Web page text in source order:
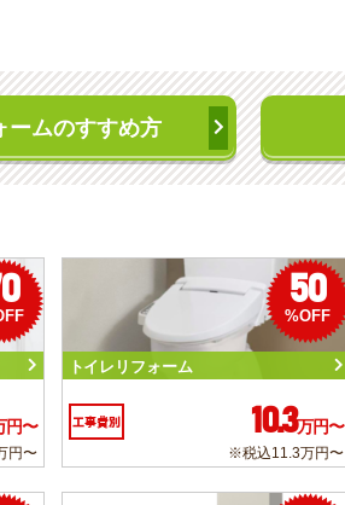
ームのすすめ方
円〜
円〜
50
%OFF
トイレリフォーム
工事費別 10.3万円〜
※税込11.3万円〜